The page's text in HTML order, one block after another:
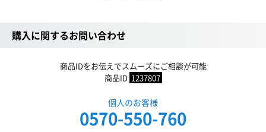
購入に関するお問い合わせ
商品IDをお伝えでスムーズにご相談が可能
商品ID 1237807
個人のお客様
0570-550-760